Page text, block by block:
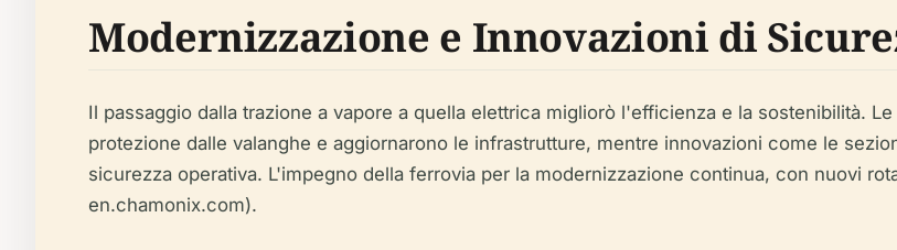
Modernizzazione e Innovazioni di
Il passaggio dalla trazione a vapore a quella elettrica migliorò l'efficienza e la sostenibilità.
protezione dalle valanghe e aggiornarono le infrastrutture, mentre innovazioni come le
sicurezza operativa. L'impegno della ferrovia per la modernizzazione continua, con nuovi
en.chamonix.com).